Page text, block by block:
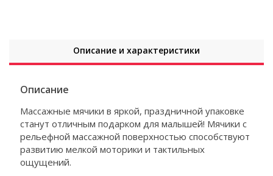
Описание и характеристики
Описание
Массажные мячики в яркой, праздничной упаковке
станут отличным подарком для малышей! Мячики с
рельефной массажной поверхностью способствуют
развитию мелкой моторики и тактильных
ощущений.